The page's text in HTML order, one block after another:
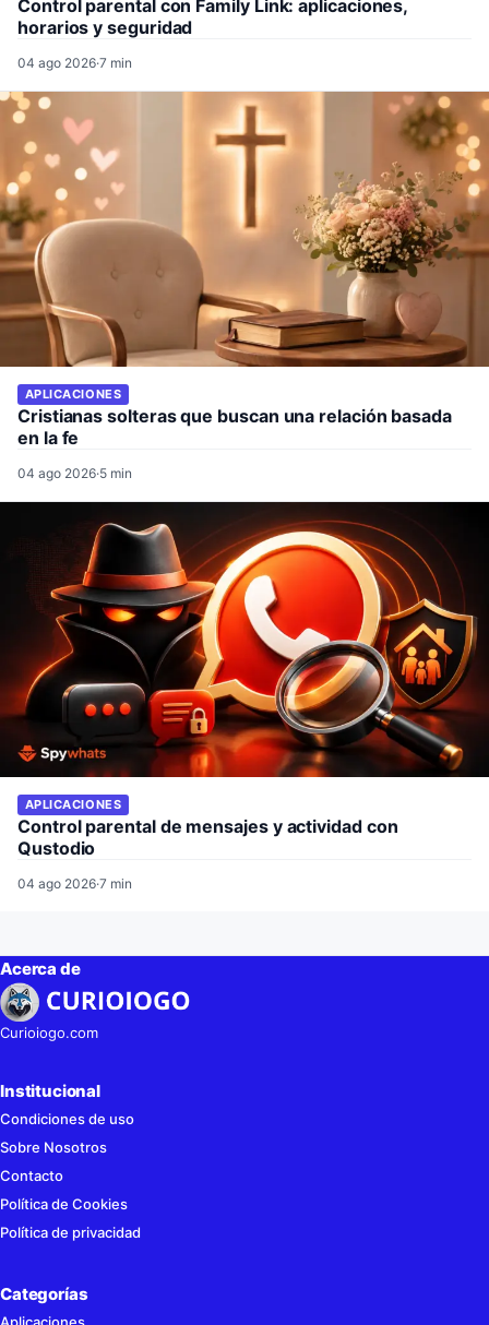
Control parental con Family Link: aplicaciones,
horarios y seguridad
04 ago 2026·7 min
APLICACIONES
Cristianas solteras que buscan una relación basada
en la fe
04 ago 2026·5 min
APLICACIONES
Control parental de mensajes y actividad con
Qustodio
04 ago 2026·7 min
Acerca de
Curioiogo.com
Institucional
Condiciones de uso
Sobre Nosotros
Contacto
Política de Cookies
Política de privacidad
Categorías